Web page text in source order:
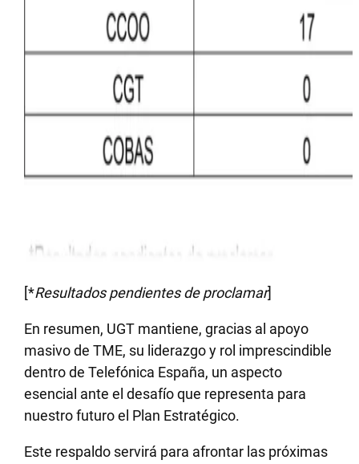
[*Resultados pendientes de proclamar]
En resumen, UGT mantiene, gracias al apoyo
masivo de TME, su liderazgo y rol imprescindible
dentro de Telefónica España, un aspecto
esencial ante el desafío que representa para
nuestro futuro el Plan Estratégico.
Este respaldo servirá para afrontar las próximas